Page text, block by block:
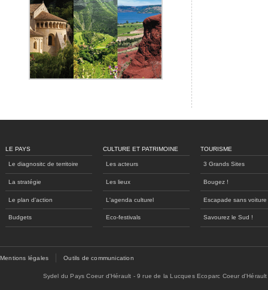
LE PAYS
Le diagnositc de territoire
La stratégie
Le plan d'action
Budgets
CULTURE ET PATRIMOINE
Les acteurs
Les lieux
L'agenda culturel
Eco-festivals
TOURISME
3 Grands Sites
Bougez !
Escapade sans voiture
Savourez le Sud !
Mentions légales Outils de communication
Sydel du Pays Coeur d'Hérault - 9 rue de la Lucques Ecoparc Coeur